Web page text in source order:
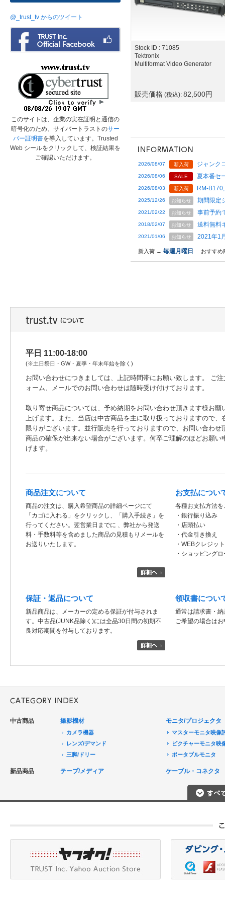
Stock ID : 71085
Tektronix
Multiformat Video Generator
販売価格 (税込): 82,500円
2026/08/07 新入荷 ジャンク
2026/08/06 SALE 夏本番セ
2026/08/03 新入荷 RM-
2025/12/26 お知らせ 期間限定
2021/02/22 お知らせ 事前予約
2018/02/07 お知らせ 送料無料
2021/01/06 お知らせ 2021年1
新入荷 → 毎週月曜日 おすす
@_trust_tv からのツイート
このサイトは、企業の実在証明と通信の
暗号化のため、サイバートラストのサー
バー証明書を導入しています。Trusted
Web シールをクリックして、検証結果を
ご確認いただけます。
平日 11:00-18:00
(※土日祭日・GW・夏季・年末年始を除く)
お問い合わせにつきましては、上記時間帯にお願い致します。 ご注
ォーム、メールでのお問い合わせは随時受け付けております。
取り寄せ商品については、予め納期をお問い合わせ頂きます様お願
上げます。また、当店は中古商品を主に取り扱っておりますので、
限りがございます。並行販売を行っておりますので、お問い合わせ
商品の確保が出来ない場合がございます。何卒ご理解のほどお願い
げます。
商品注文について
商品の注文は、購入希望商品の詳細ページにて
「カゴに入れる」をクリックし、「購入手続き」を
行ってください。翌営業日までに 、弊社から発送
料・手数料等を含めました商品の見積もりメールを
お送りいたします。
お支払につい
各種お支払方法
・銀行振り込み
・店頭払い
・代金引き換え
・WEBクレジッ
・ショッピング
保証・返品について
新品商品は、メーカーの定める保証が付与されま
す。中古品(JUNK品除く)には全品30日間の初期不
良対応期間を付与しております。
領収書につい
通常は請求書・
ご希望の場合は
中古商品 撮影機材
カメラ機器
レンズ/デマンド
三脚/ドリー
ポータブルレコーダ
SD仕様VTR
HD仕様VTR
メモリーレコーダ/ディスクレコー
モニタ/プロジェクタ
マスターモニタ映像
ピクチャーモニタ映
ポータブルモニタ
プロジェクタ
プロジェクタアクセ
スイッチャ
編集コントローラ
新品商品 テープ/メディア
DLT/LTO
ケーブル・コネクタ